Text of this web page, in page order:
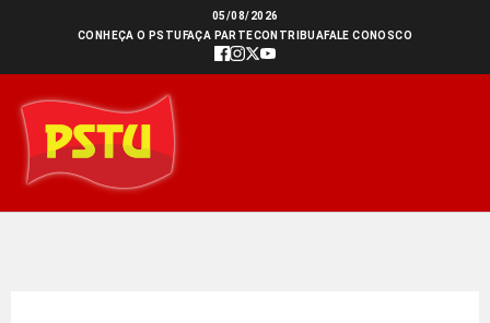
conteúdo
05/08/2026
CONHEÇA O PSTU FAÇA PARTECONTRIBUAFALE CONOSCO